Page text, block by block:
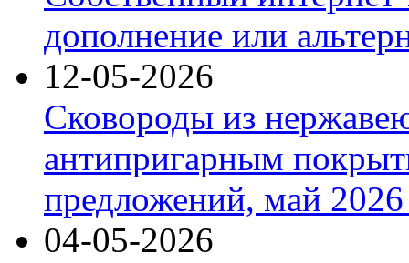
дополнение или
12-05-2026
Сковороды из
антипригарным
предложений, май 2026
04-05-2026